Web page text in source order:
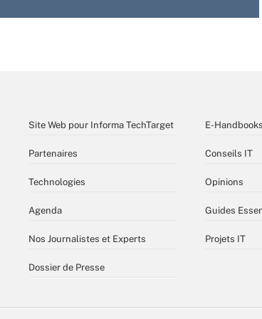
Site Web pour Informa TechTarget
Partenaires
Technologies
Agenda
Nos Journalistes et Experts
Dossier de Presse
E-Handbooks
Conseils IT
Opinions
Guides
Projets IT